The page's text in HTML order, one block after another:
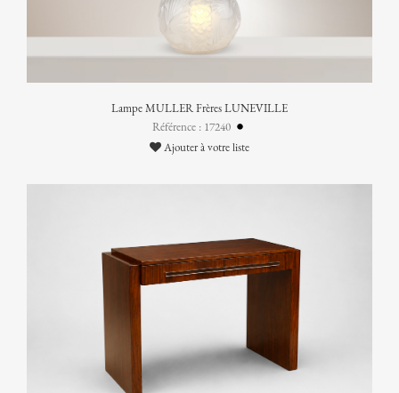
Lampe MULLER Frères LUNEVILLE
Référence : 17240
Ajouter à votre liste